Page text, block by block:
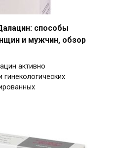
способы
и мужчин, обзор
активно
гинекологических